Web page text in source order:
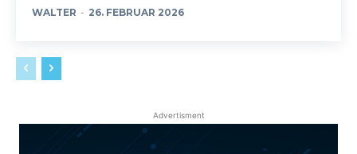
WALTER - 26. FEBRUAR 2026
Advertisment